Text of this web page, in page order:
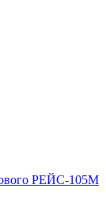
РЕЙС-105М